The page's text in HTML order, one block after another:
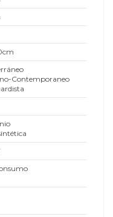
Contemporaneo